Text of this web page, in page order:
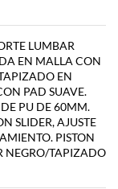
LUMBAR
EN MALLA CON
EN
PAD SUAVE.
PU DE 60MM.
SLIDER, AJUSTE
PISTON
NEGRO/TAPIZADO